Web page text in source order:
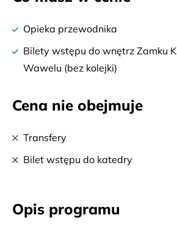
Opieka przewodnika
Bilety wstępu do wnętrz Zamku
Wawelu (bez kolejki)
Cena nie obejmuje
Transfery
Bilet wstępu do katedry
Opis programu